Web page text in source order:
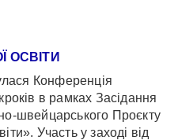
ОСВІТИ
Конференція
в рамках Засідання
швейцарського Проєкту
Участь у заході від